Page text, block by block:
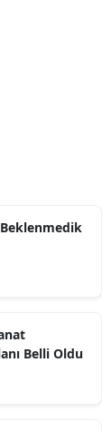
Belli Oldu